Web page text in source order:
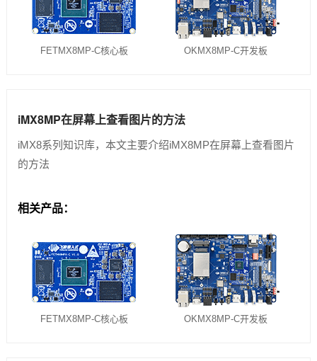
FETMX8MP-C核心板 OKMX8MP-C开发板
iMX8MP在屏幕上查看图片的方法
iMX8系列知识库，本文主要介绍iMX8MP在屏幕上查看图片
的方法
相关产品：
FETMX8MP-C核心板 OKMX8MP-C开发板